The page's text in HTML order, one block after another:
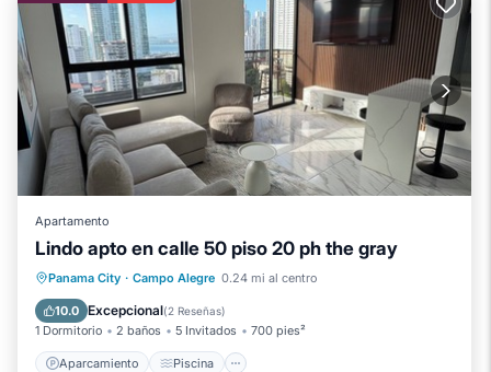
Apartamento
Lindo apto en calle 50 piso 20 ph the gray
Panama City · Campo Alegre 0.24 mi al centro
10.0 Excepcional(2 Reseñas)
1 Dormitorio 2 baños 5 Invitados 700 pies²
Aparcamiento Piscina
Aparcamiento
Piscina
Aire acondicionado